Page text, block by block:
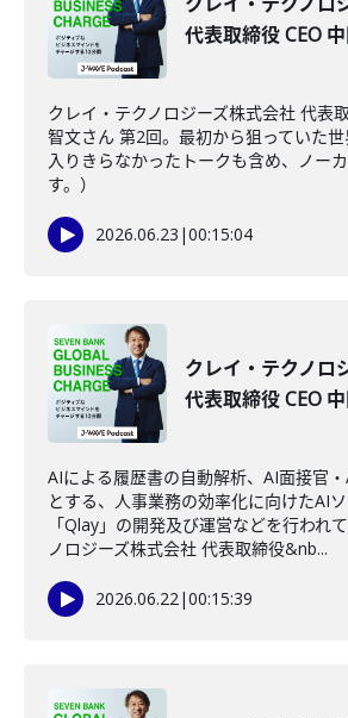
代表取締役 CEO
クレイ・テクノロジーズ株式会社 代表
智文さん 第2回。最初から狙っていた
入りきらなかったトークも含め、ノー
す。）
2026.06.23 |00:15:04
クレイ・テクノロ
代表取締役 CEO
AIによる履歴書の自動解析、AI面接官
とする、人事業務の効率化に向けたAI
「Qlay」の開発及び運営などを行われ
ノロジーズ株式会社 代表取締役&nb...
2026.06.22|00:15:39